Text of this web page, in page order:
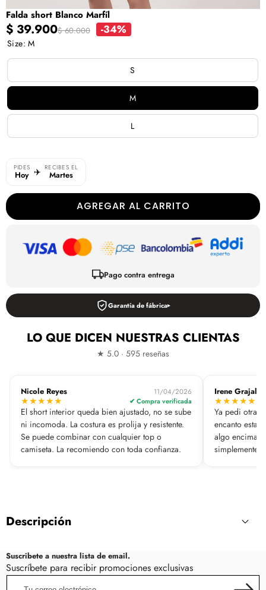
Falda short Blanco Marfíl
Precio
en
oferta
$ 39.900Precio
$ 60.000 -34%
Size:M
S
M
L
PIDES
Hoy ✈️ RECIBES EL
Martes
AGREGAR AL CARRITO
Pago contra entrega
Garantía de fábrica
LO QUE DICEN NUESTRAS CLIENTAS
★ 5.0 · 595 reseñas
Nicole Reyes 11/04/2026
★★★★★ ✔ Compra verificada
El short interior queda bien ajustado, no se sube
ni incomoda. La costura es prolija y resistente.
Se puede combinar con cualquier top o
camiseta. La recomiendo con toda confianza.
Irene
★★★★★
Ya pedi otra
encanto esta.
algo encima.
simplemente
Descripción
Suscribete a nuestra lista de email.
Suscríbete para recibir promociones exclusivas